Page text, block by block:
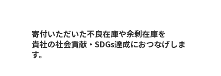
寄付いただいた不良在庫や余剰在庫を
貴社の社会貢献・SDGs達成におつなげしま
す。